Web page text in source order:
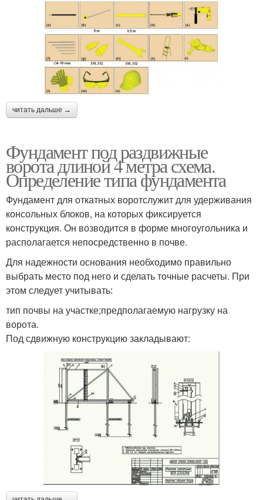
читать дальше →
Фундамент под раздвижные
ворота длиной 4 метра схема.
Определение типа фундамента
Фундамент для откатных воротслужит для удерживания
консольных блоков, на которых фиксируется
конструкция. Он возводится в форме многоугольника и
располагается непосредственно в почве.
Для надежности основания необходимо правильно
выбрать место под него и сделать точные расчеты. При
этом следует учитывать:
тип почвы на участке;предполагаемую нагрузку на
ворота.
Под сдвижную конструкцию закладывают: